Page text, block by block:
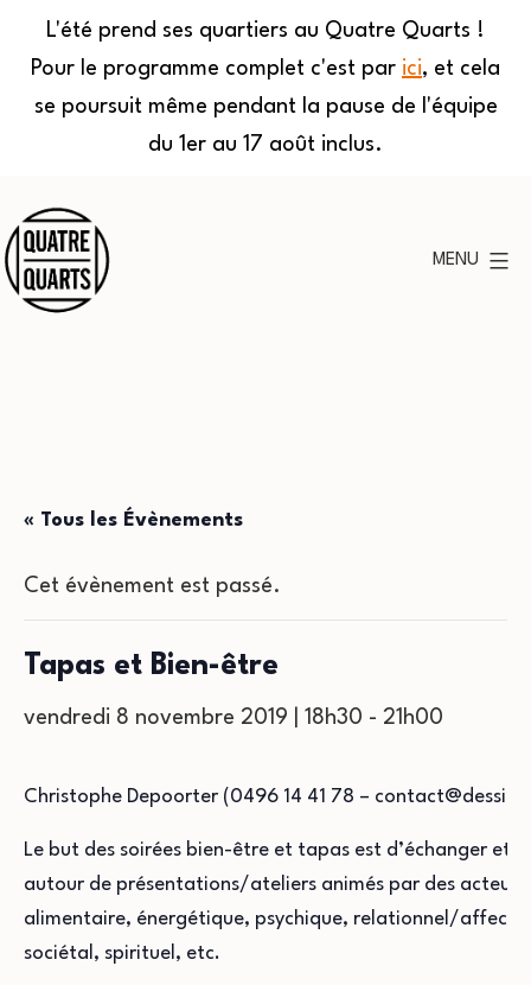
L'été prend ses quartiers au Quatre Quarts !
Pour le programme complet c'est par ici, et cela
se poursuit même pendant la pause de l'équipe
du 1er au 17 août inclus.
au
contenu
MENU
« Tous les Évènements
Cet évènement est passé.
Tapas et Bien-être
vendredi 8 novembre 2019 | 18h30 - 21h00
Christophe Depoorter (0496 14 41 78 –
Le but des soirées bien-être et tapas est d’échanger et
autour de présentations/ateliers animés par des
alimentaire, énergétique, psychique, relationnel/
sociétal, spirituel, etc.